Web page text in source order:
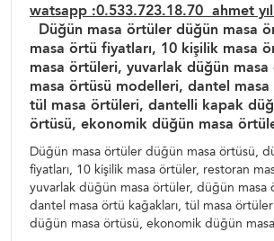
watsapp :0.533.723.18.70 ahmet
Düğün masa örtüler düğün masa
masa örtü fiyatları, 10 kişilik masa
masa örtüleri, yuvarlak düğün
masa örtüsü modelleri, dantel masa
tül masa örtüleri, dantelli kapak
örtüsü, ekonomik düğün masa
Düğün masa örtüler düğün masa örtüsü,
fiyatları, 10 kişilik masa örtüler, restoran
yuvarlak düğün masa örtüler, düğün masa
dantel masa örtü kağakları, tül masa
düğün masa örtüsü, ekonomik düğün